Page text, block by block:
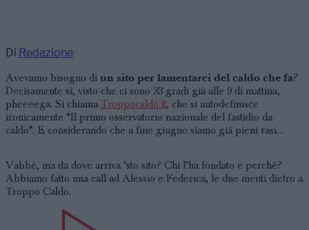
Di Redazione
Avevamo bisogno di un sito per lamentarci del caldo che fa?
Decisamente sì, visto che ci sono 33 gradi già alle 9 di mattina,
pheeeega. Si chiama Troppocaldo.it, che si autodefinisce
ironicamente “Il primo osservatorio nazionale del fastidio da
caldo”. E considerando che a fine giugno siamo già pieni rasi…
Vabbè, ma da dove arriva ‘sto sito? Chi l’ha fondato e perché?
Abbiamo fatto una call ad Alessio e Federica, le due menti dietro a
Troppo Caldo.